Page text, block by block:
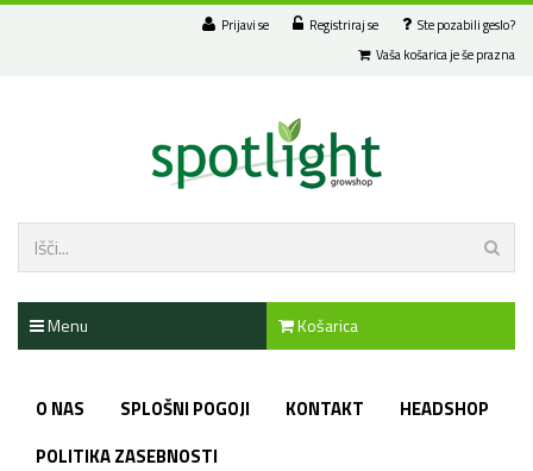
Prijavi se Registriraj se
Ste pozabili geslo?
Vaša košarica je še prazna
Menu Košarica
O NAS SPLOŠNI POGOJI KONTAKT
HEADSHOP
POLITIKA ZASEBNOSTI